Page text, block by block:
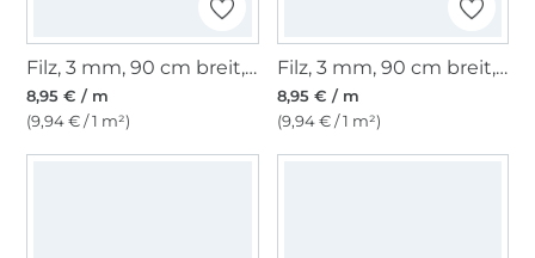
Filz, 3 mm, 90 cm breit, bordeaux
8,95 € / m
(9,94 € / 1 m²)
Filz, 3 mm, 90 cm breit, hellgrün
8,95 € / m
(9,94 € / 1 m²)